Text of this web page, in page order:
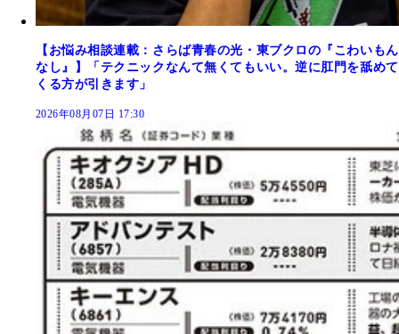
【お悩み相談連載：さらば青春の光・東ブクロの『こわいもん
なし』】「テクニックなんて無くてもいい。逆に肛門を舐めて
くる方が引きます」
2026年08月07日 17:30